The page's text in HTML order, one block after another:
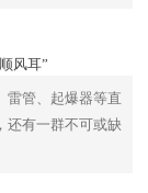
风耳”
雷管、起爆器等直
还有一群不可或缺